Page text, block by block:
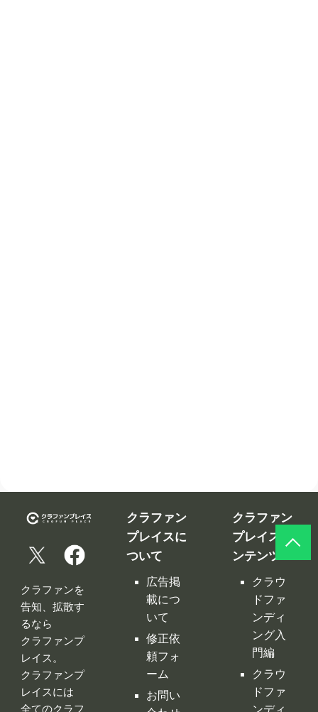
クラファンを
告知、拡散す
るなら
レイス。
クラファンプ
レイスには
全てのクラフ
ァンサイトの
情報が集約！
［関連サイ
ついて
広告掲
載につ
いて
修正依
頼フォ
ーム
お問い
合わせ
利用規
約
ンテンツ
クラウ
ドファ
ンディ
クラウ
ドファ
ンディ